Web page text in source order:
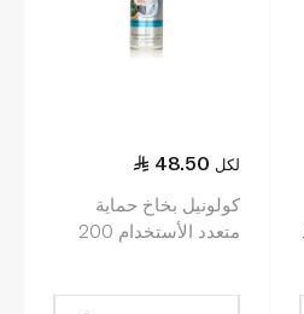
48.50 لكل
كولونيل بخاخ حماية
متعدد الأستخدام 200